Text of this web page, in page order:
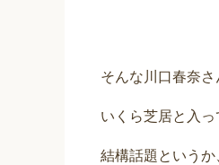
そんな川口春奈さ
いくら芝居と入
結構話題というか